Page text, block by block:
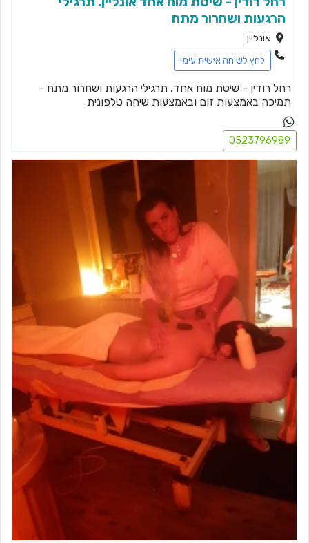
הרגעות ושחרור מתח
אונליין
לחץ לשיחה אישית עימי
רחל רודין - שיטת מוח אחד. תרגילי הרגעות ושחרור מתח -
תמיכה באמצעות זום ובאמצעות שיחה טלפונית
0523796989